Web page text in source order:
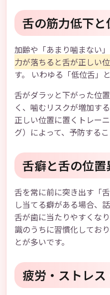
舌の筋力低下と
加齢や「あまり噛まない」
力が落ちると舌が正しい
す。 いわゆる「低位舌」
舌がダラッと下がった位
く、噛むリスクが増加す
正しい位置に置くトレー
グ）によって、予防するこ
舌癖と舌の位置
舌を常に前に突き出す「
し当てる癖がある場合、
舌が歯に当たりやすくな
識のうちに習慣化してお
とが多いです。
疲労・ストレ